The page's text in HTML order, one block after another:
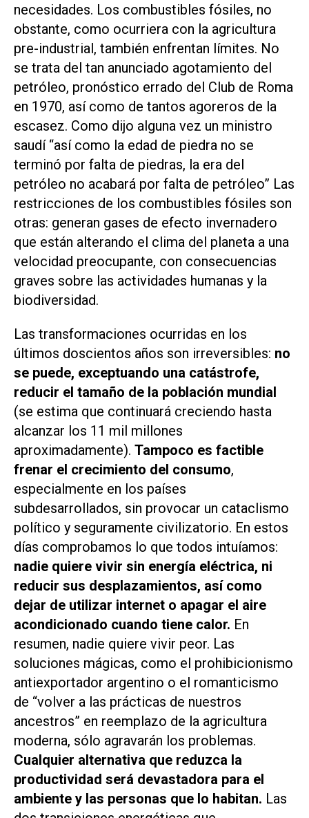
necesidades. Los combustibles fósiles, no
obstante, como ocurriera con la agricultura
pre-industrial, también enfrentan límites. No
se trata del tan anunciado agotamiento del
petróleo, pronóstico errado del Club de Roma
en 1970, así como de tantos agoreros de la
escasez. Como dijo alguna vez un ministro
saudí “así como la edad de piedra no se
terminó por falta de piedras, la era del
petróleo no acabará por falta de petróleo” Las
restricciones de los combustibles fósiles son
otras: generan gases de efecto invernadero
que están alterando el clima del planeta a una
velocidad preocupante, con consecuencias
graves sobre las actividades humanas y la
biodiversidad.
Las transformaciones ocurridas en los
últimos doscientos años son irreversibles: no
se puede, exceptuando una catástrofe,
reducir el tamaño de la población mundial
(se estima que continuará creciendo hasta
alcanzar los 11 mil millones
aproximadamente). Tampoco es factible
frenar el crecimiento del consumo,
especialmente en los países
subdesarrollados, sin provocar un cataclismo
político y seguramente civilizatorio. En estos
días comprobamos lo que todos intuíamos:
nadie quiere vivir sin energía eléctrica, ni
reducir sus desplazamientos, así como
dejar de utilizar internet o apagar el aire
acondicionado cuando tiene calor. En
resumen, nadie quiere vivir peor. Las
soluciones mágicas, como el prohibicionismo
antiexportador argentino o el romanticismo
de “volver a las prácticas de nuestros
ancestros” en reemplazo de la agricultura
moderna, sólo agravarán los problemas.
Cualquier alternativa que reduzca la
productividad será devastadora para el
ambiente y las personas que lo habitan. Las